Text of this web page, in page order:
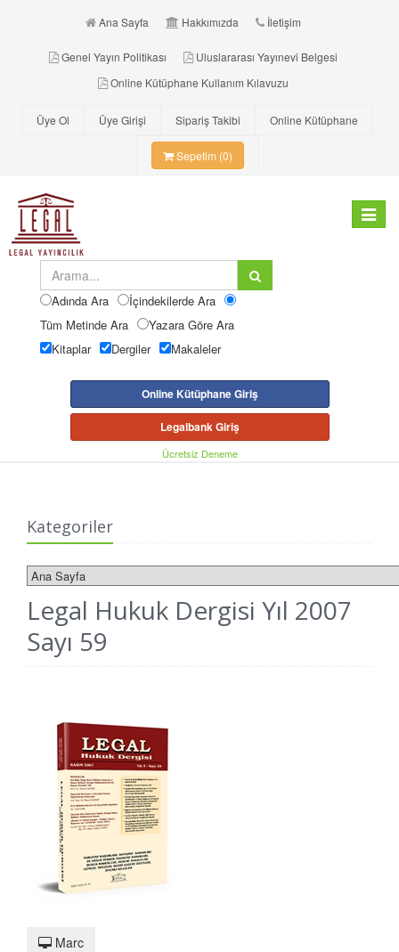
Ana Sayfa Hakkımızda İletişim
Genel Yayın Politikası
Uluslararası Yayınevi Belgesi
Online Kütüphane Kullanım Kılavuzu
Üye Ol Üye Girişi Sipariş Takibi Online Kütüphane
Sepetim (0)
Toggle
Adında Ara
İçindekilerde Ara
Tüm Metinde Ara
Yazara Göre Ara
Kitaplar
Dergiler Makaleler
Online Kütüphane Giriş
Legalbank Giriş
Ücretsiz Deneme
Kategoriler
Legal Hukuk Dergisi Yıl 2007
Sayı 59
Marc